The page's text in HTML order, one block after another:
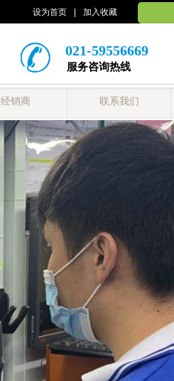
设为首页 加入收藏
021-59556669
服务咨询热线
经销商 联系我们